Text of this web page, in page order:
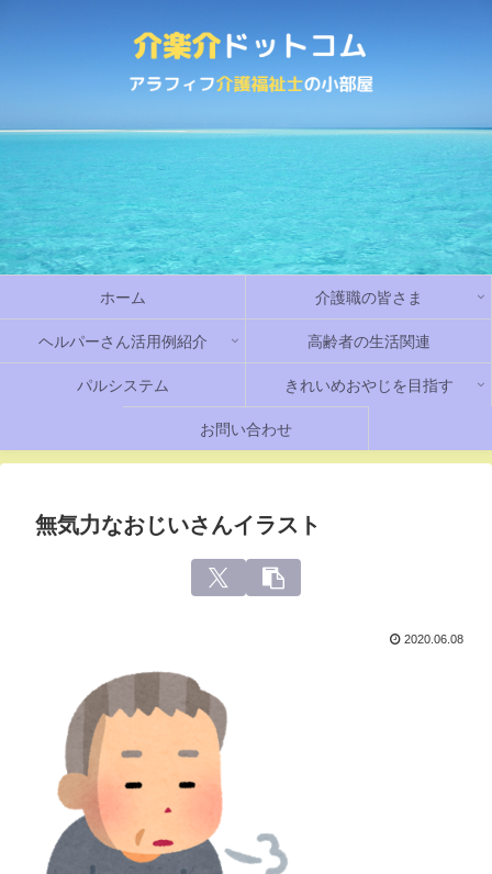
ホーム 介護職の皆さま
ヘルパーさん活用例紹介 高齢者の生活関連
パルシステム きれいめおやじを目指す
お問い合わせ
無気力なおじいさんイラスト
2020.06.08